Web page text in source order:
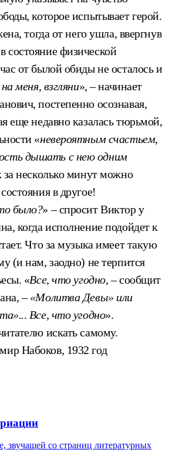
которое испытывает герой.
тогда от него ушла, ввергнув
состояние физической
от былой обиды не осталось и
меня, взгляни», – начинает
постепенно осознавая,
еще недавно казалась тюрьмой,
«невероятным счастьем,
дышать с нею одним
за несколько минут можно
в другое!
было?» – спросит Виктор у
когда исполнение подойдет к
Что за музыка имеет такую
(и нам, заодно) не терпится
«Все, что угодно, – сообщит
–«Молитва Девы» или
. Все, что угодно».
искать самому.
Набоков, 1932 год
звучащей со страниц литературных